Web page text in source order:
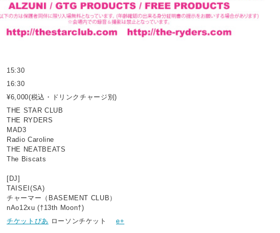
15:30
16:30
¥6,000(税込・ドリンクチャージ別)
THE STAR CLUB
THE RYDERS
MAD3
Radio Caroline
THE NEATBEATS
The Biscats
[DJ]
TAISEI(SA)
チャーマー（BASEMENT CLUB）
nAo12xu (†13th Moon†)
チケットぴあ ローソンチケットe+